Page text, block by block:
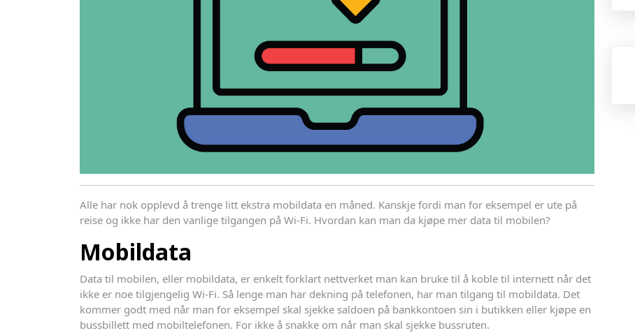
Alle har nok opplevd å trenge litt ekstra mobildata en måned. Kanskje fordi man for eksempel er ute på
reise og ikke har den vanlige tilgangen på Wi-Fi. Hvordan kan man da kjøpe mer data til mobilen?
Mobildata
Data til mobilen, eller mobildata, er enkelt forklart nettverket man kan bruke til å koble til internett når det
ikke er noe tilgjengelig Wi-Fi. Så lenge man har dekning på telefonen, har man tilgang til mobildata. Det
kommer godt med når man for eksempel skal sjekke saldoen på bankkontoen sin i butikken eller kjøpe en
bussbillett med mobiltelefonen. For ikke å snakke om når man skal sjekke bussruten.